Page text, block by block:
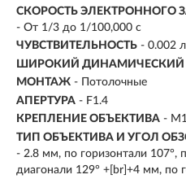
СКОРОСТЬ ЭЛЕКТРОННОГО
- От 1/3 до 1/100,000 с
ЧУВСТВИТЕЛЬНОСТЬ - 0.002
ШИРОКИЙ ДИНАМИЧЕСКИЙ
МОНТАЖ - Потолочные
АПЕРТУРА - F1.4
КРЕПЛЕНИЕ ОБЪЕКТИВА -
ТИП ОБЪЕКТИВА И УГОЛ
- 2.8 мм, по горизонтали 107°,
диагонали 129° +[br]+4 мм, по